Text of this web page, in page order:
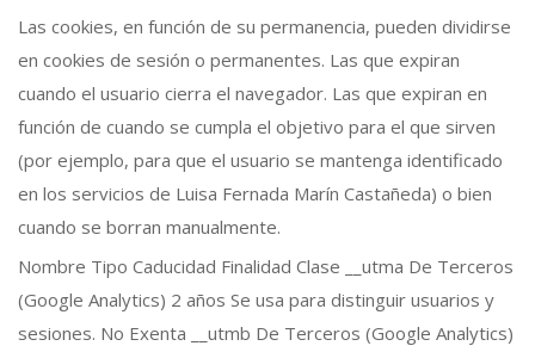
Las cookies, en función de su permanencia, pueden dividirse
en cookies de sesión o permanentes. Las que expiran
cuando el usuario cierra el navegador. Las que expiran en
función de cuando se cumpla el objetivo para el que sirven
(por ejemplo, para que el usuario se mantenga identificado
en los servicios de Luisa Fernada Marín Castañeda) o bien
cuando se borran manualmente.
Nombre Tipo Caducidad Finalidad Clase __utma De Terceros
(Google Analytics) 2 años Se usa para distinguir usuarios y
sesiones. No Exenta __utmb De Terceros (Google Analytics)